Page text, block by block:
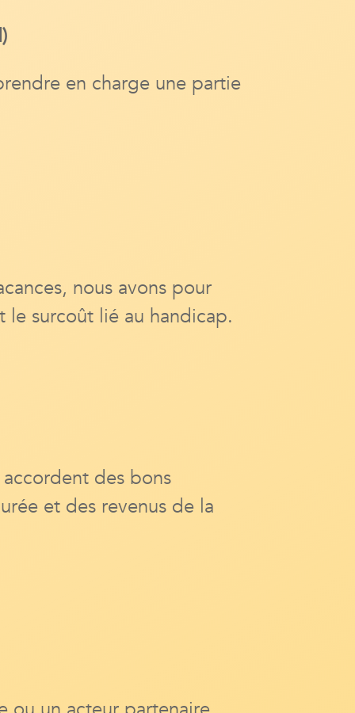
en charge une partie
nous avons pour
le surcoût lié au handicap.
accordent des bons
et des revenus de la